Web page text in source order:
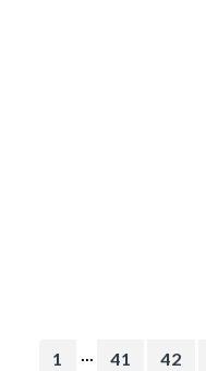
1 ... 41 42